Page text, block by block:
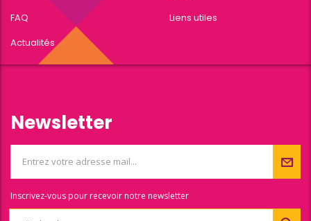
FAQ
Liens utiles
Actualités
Newsletter
Inscrivez-vous pour recevoir notre newsletter